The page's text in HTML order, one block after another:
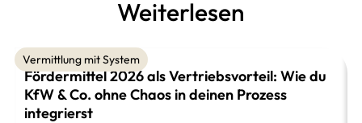
Weiterlesen
Fördermittel 2026 als Vertriebsvorteil: Wie du
KfW & Co. ohne Chaos in deinen Prozess
integrierst
Vermittlung mit System